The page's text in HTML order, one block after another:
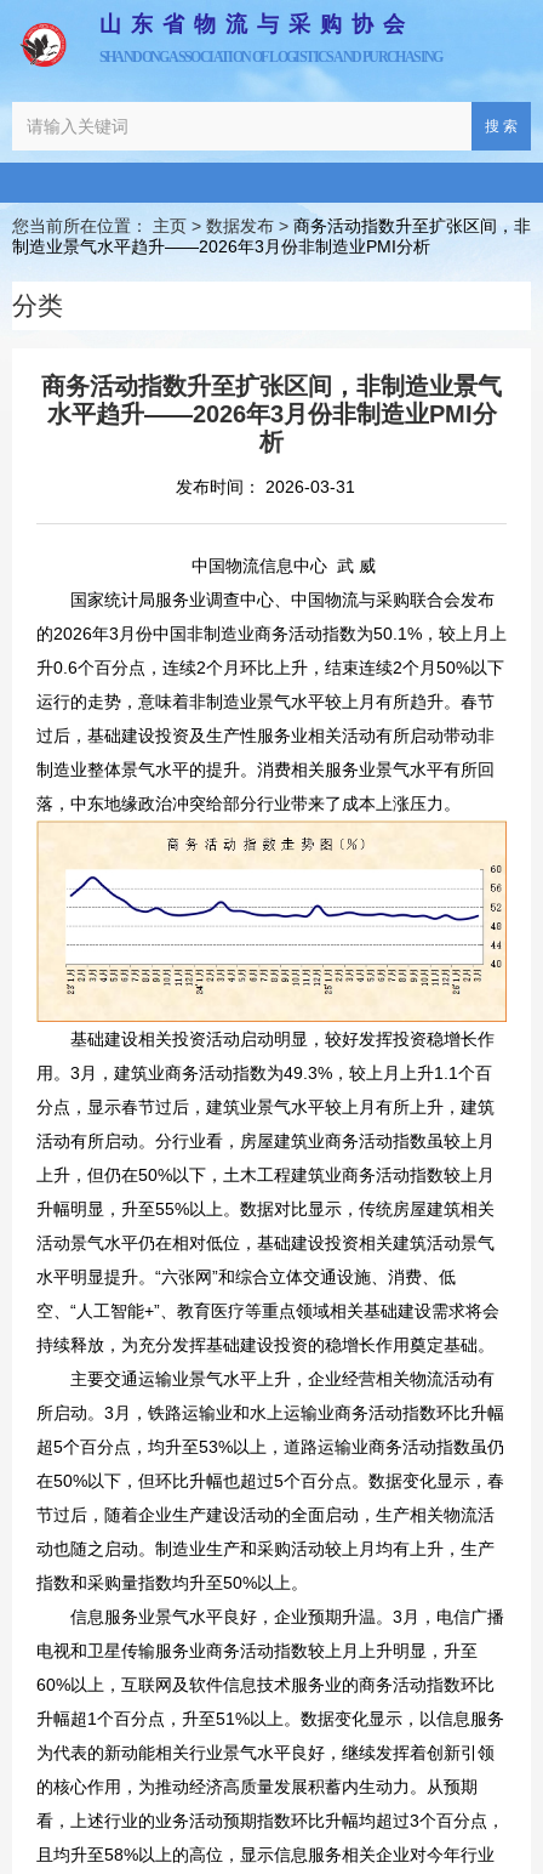
山东省物流与采购协会
SHANDONG ASSOCIATION OF LOGISTICS AND PURCHASING
搜 索
您当前所在位置： 主页 > 数据发布 > 商务活动指数升至扩张区间，非
制造业景气水平趋升——2026年3月份非制造业PMI分析
分类
商务活动指数升至扩张区间，非制造业景气
水平趋升——2026年3月份非制造业PMI分
析
发布时间： 2026-03-31
中国物流信息中心 武 威
国家统计局服务业调查中心、中国物流与采购联合会发布
的2026年3月份中国非制造业商务活动指数为50.1%，较上月上
升0.6个百分点，连续2个月环比上升，结束连续2个月50%以下
运行的走势，意味着非制造业景气水平较上月有所趋升。春节
过后，基础建设投资及生产性服务业相关活动有所启动带动非
制造业整体景气水平的提升。消费相关服务业景气水平有所回
落，中东地缘政治冲突给部分行业带来了成本上涨压力。
基础建设相关投资活动启动明显，较好发挥投资稳增长作
用。3月，建筑业商务活动指数为49.3%，较上月上升1.1个百
分点，显示春节过后，建筑业景气水平较上月有所上升，建筑
活动有所启动。分行业看，房屋建筑业商务活动指数虽较上月
上升，但仍在50%以下，土木工程建筑业商务活动指数较上月
升幅明显，升至55%以上。数据对比显示，传统房屋建筑相关
活动景气水平仍在相对低位，基础建设投资相关建筑活动景气
水平明显提升。“六张网”和综合立体交通设施、消费、低
空、“人工智能+”、教育医疗等重点领域相关基础建设需求将会
持续释放，为充分发挥基础建设投资的稳增长作用奠定基础。
主要交通运输业景气水平上升，企业经营相关物流活动有
所启动。3月，铁路运输业和水上运输业商务活动指数环比升幅
超5个百分点，均升至53%以上，道路运输业商务活动指数虽仍
在50%以下，但环比升幅也超过5个百分点。数据变化显示，春
节过后，随着企业生产建设活动的全面启动，生产相关物流活
动也随之启动。制造业生产和采购活动较上月均有上升，生产
指数和采购量指数均升至50%以上。
信息服务业景气水平良好，企业预期升温。3月，电信广播
电视和卫星传输服务业商务活动指数较上月上升明显，升至
60%以上，互联网及软件信息技术服务业的商务活动指数环比
升幅超1个百分点，升至51%以上。数据变化显示，以信息服务
为代表的新动能相关行业景气水平良好，继续发挥着创新引领
的核心作用，为推动经济高质量发展积蓄内生动力。从预期
看，上述行业的业务活动预期指数环比升幅均超过3个百分点，
且均升至58%以上的高位，显示信息服务相关企业对今年行业